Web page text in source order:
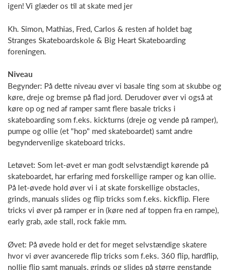
igen! Vi glæder os til at skate med jer
Kh. Simon, Mathias, Fred, Carlos & resten af holdet bag
Stranges Skateboardskole & Big Heart Skateboarding
foreningen.
Niveau
Begynder: På dette niveau øver vi basale ting som at skubbe og
køre, dreje og bremse på flad jord. Derudover øver vi også at
køre op og ned af ramper samt flere basale tricks i
skateboarding som f.eks. kickturns (dreje og vende på ramper),
pumpe og ollie (et "hop" med skateboardet) samt andre
begyndervenlige skateboard tricks.
Letøvet: Som let-øvet er man godt selvstændigt kørende på
skateboardet, har erfaring med forskellige ramper og kan ollie.
På let-øvede hold øver vi i at skate forskellige obstacles,
grinds, manuals slides og flip tricks som f.eks. kickflip. Flere
tricks vi øver på ramper er in (køre ned af toppen fra en rampe),
early grab, axle stall, rock fakie mm.
Øvet: På øvede hold er det for meget selvstændige skatere
hvor vi øver avancerede flip tricks som f.eks. 360 flip, hardflip,
nollie flip samt manuals, grinds og slides på større genstande